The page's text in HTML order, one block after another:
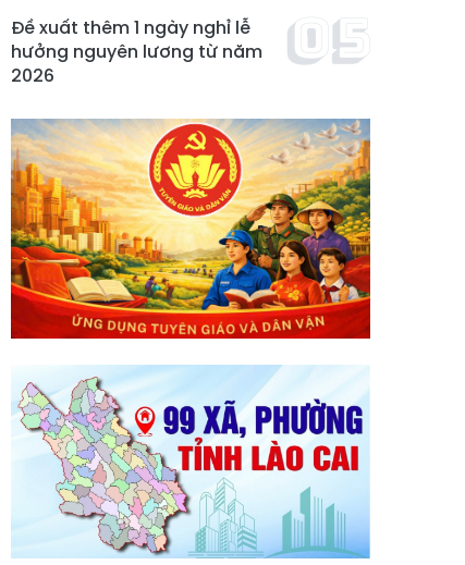
Đề xuất thêm 1 ngày nghỉ lễ
hưởng nguyên lương từ năm
2026